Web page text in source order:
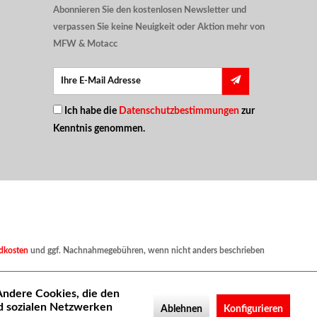
Abonnieren Sie den kostenlosen Newsletter und
verpassen Sie keine Neuigkeit oder Aktion mehr von
MFW & Motacc
Ich habe die Datenschutzbestimmungen zur
Kenntnis genommen.
und ggf. Nachnahmegebühren, wenn nicht anders beschrieben
Cookies, die den
sozialen Netzwerken
Ablehnen Konfigurieren